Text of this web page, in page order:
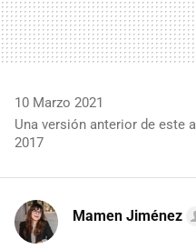
10 Marzo 2021
Una versión anterior de este
2017
Mamen Jiménez